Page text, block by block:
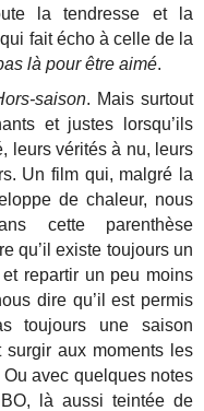
la tendresse et la
fait écho à celle de la
là pour être aimé.
saison. Mais surtout
et justes lorsqu’ils
leurs vérités à nu, leurs
Un film qui, malgré la
de chaleur, nous
cette parenthèse
qu’il existe toujours un
repartir un peu moins
dire qu’il est permis
toujours une saison
aux moments les
Ou avec quelques notes
là aussi teintée de